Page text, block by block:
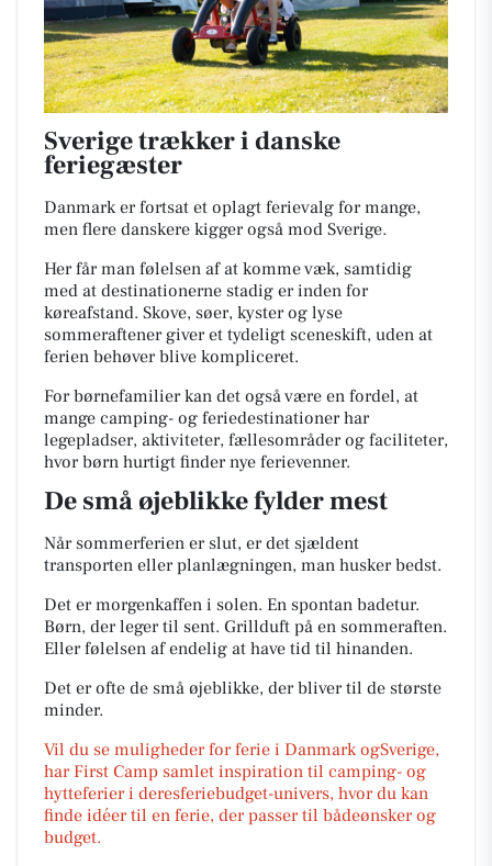
Sverige trækker i danske
feriegæster
Danmark er fortsat et oplagt ferievalg for mange,
men flere danskere kigger også mod Sverige.
Her får man følelsen af at komme væk, samtidig
med at destinationerne stadig er inden for
køreafstand. Skove, søer, kyster og lyse
sommeraftener giver et tydeligt sceneskift, uden at
ferien behøver blive kompliceret.
For børnefamilier kan det også være en fordel, at
mange camping- og feriedestinationer har
legepladser, aktiviteter, fællesområder og faciliteter,
hvor børn hurtigt finder nye ferievenner.
De små øjeblikke fylder mest
Når sommerferien er slut, er det sjældent
transporten eller planlægningen, man husker bedst.
Det er morgenkaffen i solen. En spontan badetur.
Børn, der leger til sent. Grillduft på en sommeraften.
Eller følelsen af endelig at have tid til hinanden.
Det er ofte de små øjeblikke, der bliver til de største
minder.
Vil du se muligheder for ferie i Danmark ogSverige,
har First Camp samlet inspiration til camping- og
hytteferier i deresferiebudget-univers, hvor du kan
finde idéer til en ferie, der passer til bådeønsker og
budget.